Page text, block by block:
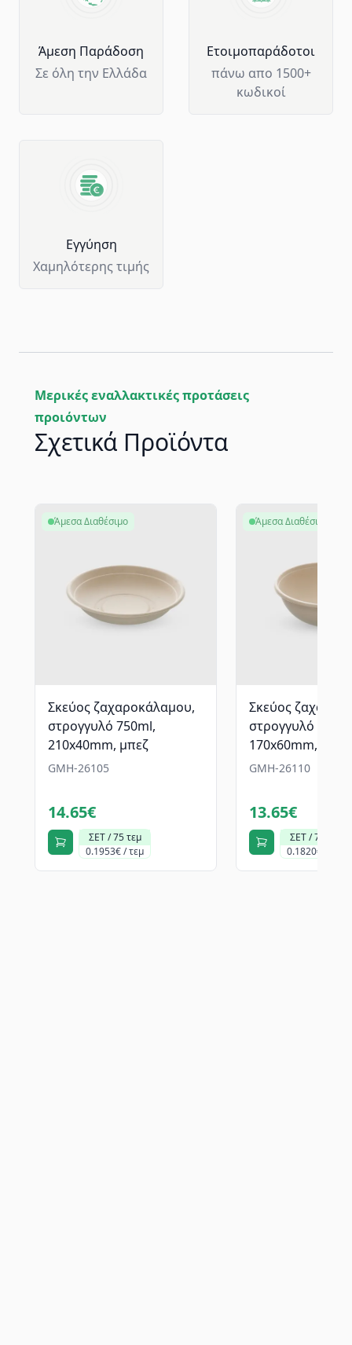
Άμεση Παράδοση
Σε όλη την Ελλάδα
Ετοιμοπαράδοτοι
πάνω απο 1500+
κωδικοί
Eγγύηση
Χαμηλότερης τιμής
Μερικές εναλλακτικές προτάσεις
προιόντων
Σχετικά Προϊόντα
Σκεύος ζαχαροκάλαμου,
στρογγυλό 750ml,
210x40mm, μπεζ
GMH-26105
14.65€
ΣΕΤ / 75 τεμ
0.1953€ / τεμ
Άμεσα Διαθέσιμο
Σκεύος
στρογγυλό
170x60mm, μπεζ
GMH-26110
13.65€
ΣΕΤ / 75 τεμ
0.1820€ / τεμ
Άμεσα Διαθέσιμο